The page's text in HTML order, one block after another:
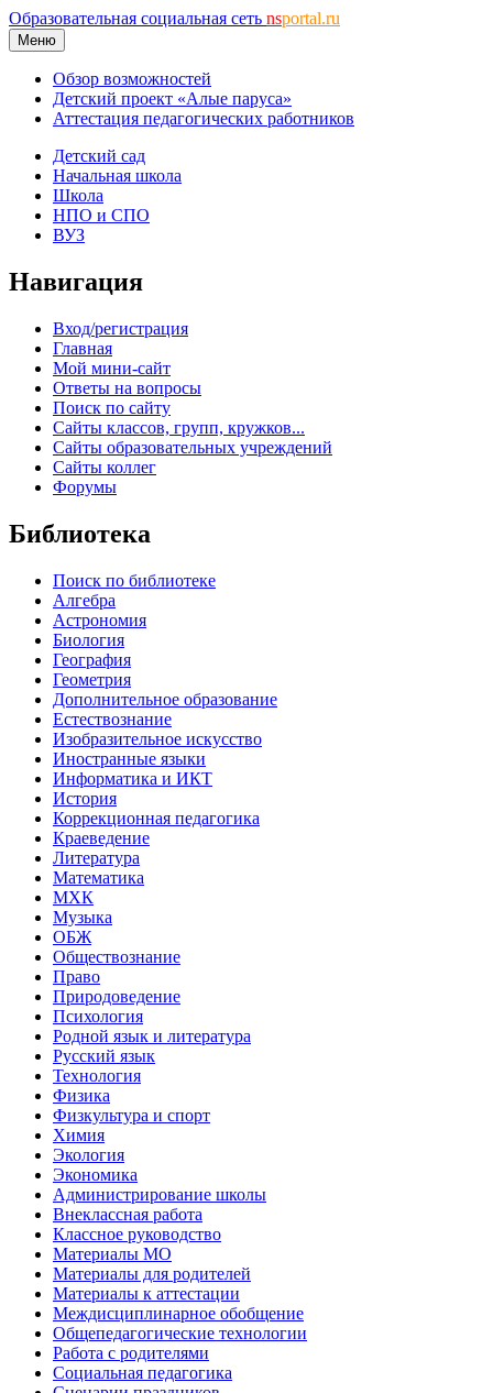
Образовательная социальная сеть nsportal.ru
Меню
Обзор возможностей
Детский проект «Алые паруса»
Аттестация педагогических работников
Детский сад
Начальная школа
Школа
НПО и СПО
ВУЗ
Навигация
Вход/регистрация
Главная
Мой мини-сайт
Ответы на вопросы
Поиск по сайту
Сайты классов, групп, кружков...
Сайты образовательных учреждений
Сайты коллег
Форумы
Библиотека
Поиск по библиотеке
Алгебра
Астрономия
Биология
География
Геометрия
Дополнительное образование
Естествознание
Изобразительное искусство
Иностранные языки
Информатика и ИКТ
История
Коррекционная педагогика
Краеведение
Литература
Математика
МХК
Музыка
ОБЖ
Обществознание
Право
Природоведение
Психология
Родной язык и литература
Русский язык
Технология
Физика
Физкультура и спорт
Химия
Экология
Экономика
Администрирование школы
Внеклассная работа
Классное руководство
Материалы МО
Материалы для родителей
Материалы к аттестации
Междисциплинарное обобщение
Общепедагогические технологии
Работа с родителями
Социальная педагогика